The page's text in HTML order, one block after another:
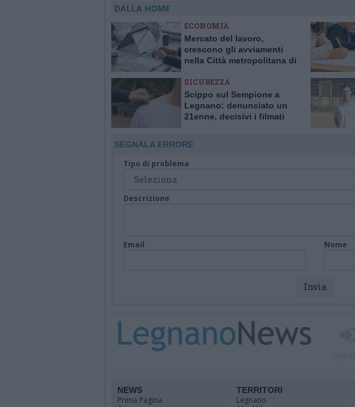
DALLA HOME
ECONOMIA
Mercato del lavoro,
crescono gli avviamenti
nella Città metropolitana di
SICUREZZA
Scippo sul Sempione a
Legnano: denunciato un
21enne, decisivi i filmati
SEGNALA ERRORE
Tipo di problema
Descrizione
Email Nome
NEWS
Prima Pagina
TERRITORI
Legnano